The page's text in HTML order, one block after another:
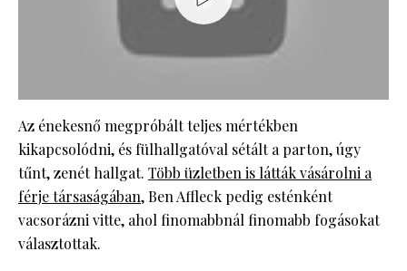
Az énekesnő megpróbált teljes mértékben
kikapcsolódni, és fülhallgatóval sétált a parton, úgy
tűnt, zenét hallgat. Több üzletben is látták vásárolni a
férje társaságában, Ben Affleck pedig esténként
vacsorázni vitte, ahol finomabbnál finomabb fogásokat
választottak.